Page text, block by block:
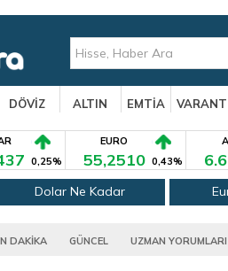
DÖVİZ ALTIN EMTİA VARANT
0,25%
EURO
55,2510 0,43%
Dolar Ne Kadar
DAKİKA GÜNCEL UZMAN YORUMLARI